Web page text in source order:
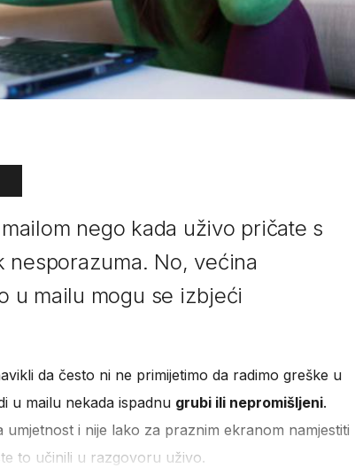
nego kada uživo pričate s
nesporazuma. No, većina
u mailu mogu se izbjeći
da često ni ne primijetimo da radimo greške u
u mailu nekada ispadnu grubi ili nepromišljeni.
umjetnost i nije lako za praznim ekranom namjestiti
to učinili u razgovoru uživo.